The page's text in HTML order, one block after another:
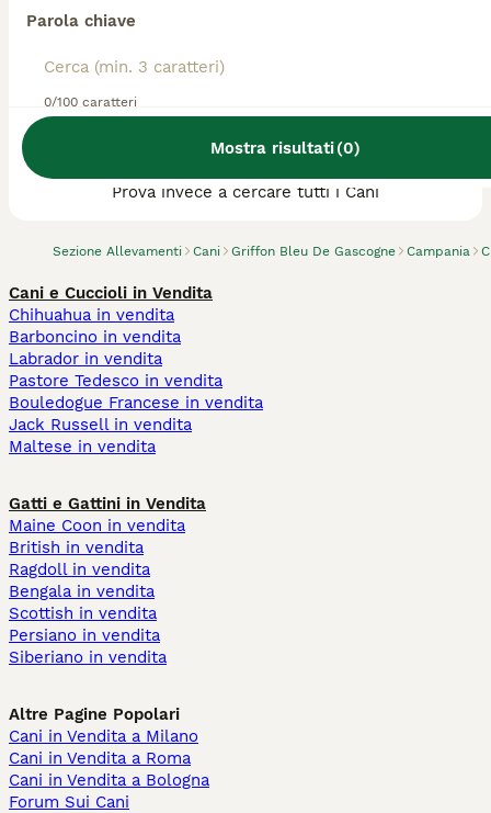
Parola chiave
0/100 caratteri
Mostra risultati(0)
Sezione Allevamenti Cani Griffon Bleu De Gascogne Campania
Abbiamo trovato 0 Allevamento di Griffon
Prova invece a cercare tutti i Cani
Cani e Cuccioli in Vendita
Chihuahua in vendita
Barboncino in vendita
Labrador in vendita
Pastore Tedesco in vendita
Bouledogue Francese in vendita
Jack Russell in vendita
Maltese in vendita
Gatti e Gattini in Vendita
Maine Coon in vendita
British in vendita
Ragdoll in vendita
Bengala in vendita
Scottish in vendita
Persiano in vendita
Siberiano in vendita
Altre Pagine Popolari
Cani in Vendita a Milano
Cani in Vendita a Roma
Cani in Vendita a Bologna
Forum Sui Cani